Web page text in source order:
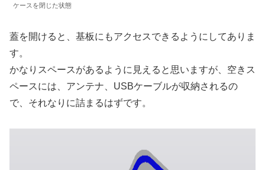
ケースを閉じた状態
蓋を開けると、基板にもアクセスできるようにしてありま
す。
かなりスペースがあるように見えると思いますが、空きス
ペースには、アンテナ、USBケーブルが収納されるの
で、それなりに詰まるはずです。